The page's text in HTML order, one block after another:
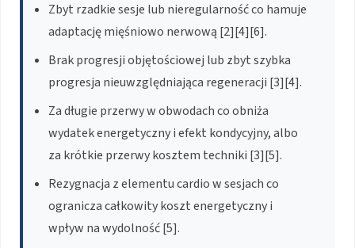
Zbyt rzadkie sesje lub nieregularność co hamuje
adaptację mięśniowo nerwową [2][4][6].
Brak progresji objętościowej lub zbyt szybka
progresja nieuwzględniająca regeneracji [3][4].
Za długie przerwy w obwodach co obniża
wydatek energetyczny i efekt kondycyjny, albo
za krótkie przerwy kosztem techniki [3][5].
Rezygnacja z elementu cardio w sesjach co
ogranicza całkowity koszt energetyczny i
wpływ na wydolność [5].